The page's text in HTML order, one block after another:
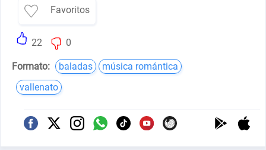
Favoritos
22 0
Formato: baladas
música romántica
vallenato